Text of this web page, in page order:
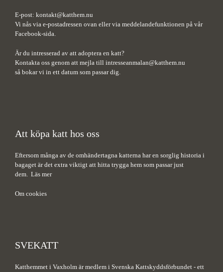
E-post: kontakt@katthem.nu
Vi nås via e-postadressen ovan eller via meddelandefunktionen på vår
Facebook-sida.
Är du intresserad av att adoptera en katt?
Kontakta oss genom att mejla till intresseanmalan@katthem.nu
så bokar vi in ett datum som passar dig.
Att köpa katt hos oss
Eftersom många av de omhändertagna katterna har en sorglig historia i
bagaget är det extra viktigt att hitta trygga hem som passar just
dem. Läs mer
Om cookies
SVEKATT
Katthemmet i Vaxholm är medlem i Svenska Kattskyddsförbundet - ett